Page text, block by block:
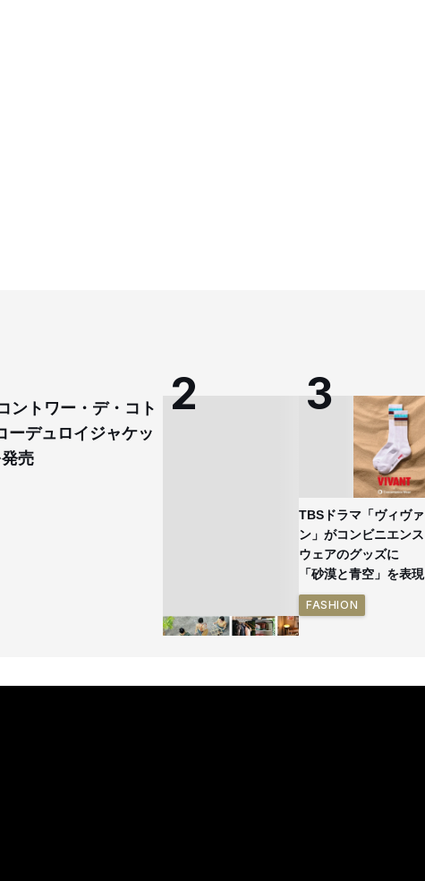
ントワー・デ・コト
デュロイジャケッ
発売
TBSドラマ「ヴィヴァ
ン」がコンビニエンス
ウェアのグッズに
「砂漠と青空」を表現
FASHION